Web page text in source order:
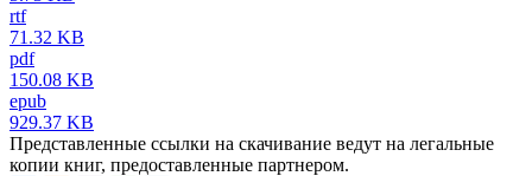
rtf
71.32 KB
pdf
150.08 KB
epub
929.37 KB
Представленные ссылки на скачивание ведут на легальные
копии книг, предоставленные партнером.